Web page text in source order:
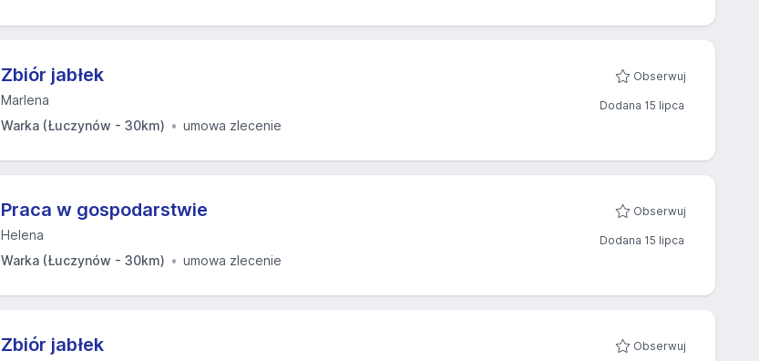
Zbiór jabłek
Marlena
Warka (Łuczynów - 30km)
umowa zlecenie
Obserwuj
Dodana 15 lipca
Praca w gospodarstwie
Helena
Warka (Łuczynów - 30km)
umowa zlecenie
Obserwuj
Dodana 15 lipca
Zbiór jabłek Obserwuj